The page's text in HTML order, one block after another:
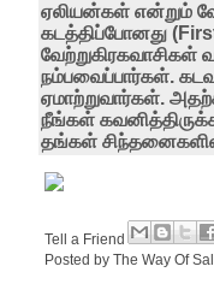
ஏலியன்கள் என்றும்
கடத்திப்போனது
நம்பவைப்பார்கள்.
ஏமாற்றுவார்கள்.
நீங்கள்
தங்கள்
Tell a Friend
Posted by The Way Of